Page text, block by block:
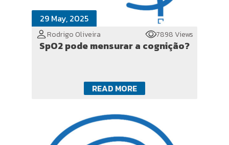
29 May, 2025
Rodrigo Oliveira 7898 Views
SpO2 pode mensurar a cognição?
READ MORE